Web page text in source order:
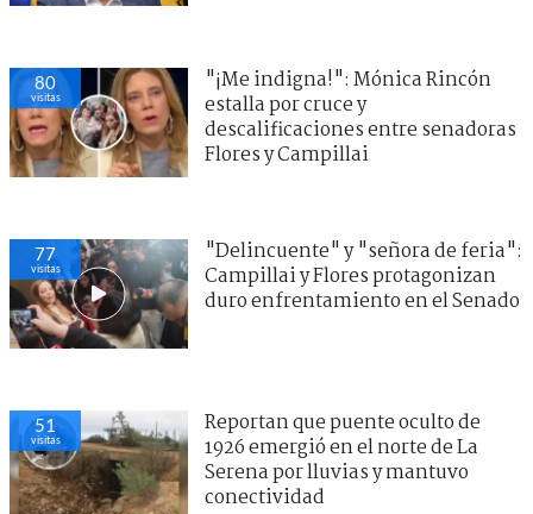
80
visitas
"¡Me indigna!": Mónica Rincón
estalla por cruce y
descalificaciones entre senadoras
Flores y Campillai
77
visitas
"Delincuente" y "señora de feria":
Campillai y Flores protagonizan
duro enfrentamiento en el Senado
51
visitas
Reportan que puente oculto de
1926 emergió en el norte de La
Serena por lluvias y mantuvo
conectividad